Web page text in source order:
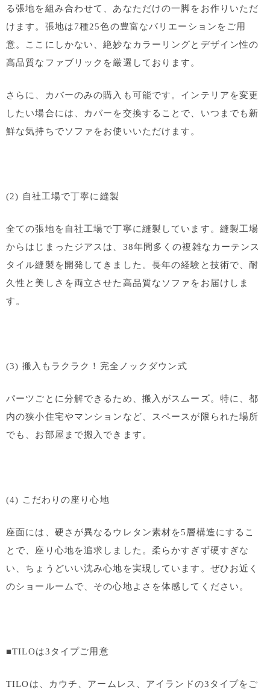
る張地を組み合わせて、あなただけの一脚をお作りいただ
けます。張地は7種25色の豊富なバリエーションをご用
意。ここにしかない、絶妙なカラーリングとデザイン性の
高品質なファブリックを厳選しております。
さらに、カバーのみの購入も可能です。インテリアを変更
したい場合には、カバーを交換することで、いつまでも新
鮮な気持ちでソファをお使いいただけます。
(2) 自社工場で丁寧に縫製
全ての張地を自社工場で丁寧に縫製しています。縫製工場
からはじまったジアスは、38年間多くの複雑なカーテンス
タイル縫製を開発してきました。長年の経験と技術で、耐
久性と美しさを両立させた高品質なソファをお届けしま
す。
(3) 搬入もラクラク！完全ノックダウン式
パーツごとに分解できるため、搬入がスムーズ。特に、都
内の狭小住宅やマンションなど、スペースが限られた場所
でも、お部屋まで搬入できます。
(4) こだわりの座り心地
座面には、硬さが異なるウレタン素材を5層構造にするこ
とで、座り心地を追求しました。柔らかすぎず硬すぎな
い、ちょうどいい沈み心地を実現しています。ぜひお近く
のショールームで、その心地よさを体感してください。
■TILOは3タイプご用意
TILOは、カウチ、アームレス、アイランドの3タイプをご